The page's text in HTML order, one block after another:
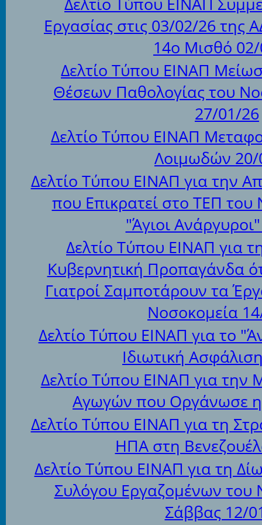
Εργασίας στις 03/02/26 της
14ο Μισθό
Δελτίο Τύπου ΕΙΝΑΠ
Θέσεων Παθολογίας του
27/01/26
Δελτίο Τύπου ΕΙΝΑΠ
Λοιμωδών
Δελτίο Τύπου ΕΙΝΑΠ για την
που Επικρατεί στο ΤΕΠ
"Άγιοι
Δελτίο Τύπου ΕΙΝΑΠ για
Κυβερνητική Προπαγάνδα
Γιατροί Σαμποτάρουν τα
Νοσοκομεία
Δελτίο Τύπου ΕΙΝΑΠ για το
Ιδιωτική
Δελτίο Τύπου ΕΙΝΑΠ για την
Αγωγών που Οργάνωσε
Δελτίο Τύπου ΕΙΝΑΠ για τη
ΗΠΑ στη
Δελτίο Τύπου ΕΙΝΑΠ για τη
Συλόγου Εργαζομένων του
Σάββας 12/